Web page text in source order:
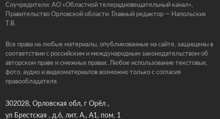
Соучредители: АО «Областной телерадиовещательный канал»,
Правительство Орловской области. Главный редактор — Напольских
Т.В.
Все права на любые материалы, опубликованные на сайте, защищены в
соответствии с российским и международным законодательством об
авторском праве и смежных правах. Любое использование текстовых,
фото, аудио и видеоматериалов возможно только с согласия
правообладателя.
302028, Орловская обл, г Орёл ,
ул Брестская , д.6, лит. А., А1, пом. 1